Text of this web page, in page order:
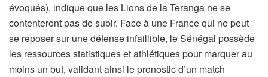
évoqués), indique que les Lions de la Teranga ne se
contenteront pas de subir. Face à une France qui ne peut
se reposer sur une défense infaillible, le Sénégal possède
les ressources statistiques et athlétiques pour marquer au
moins un but, validant ainsi le pronostic d’un match